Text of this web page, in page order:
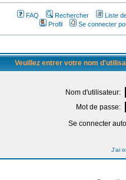
FAQ Rechercher
Liste
Profil
Se connecter
Veuillez entrer votre nom
Nom d'utilisateur:
Mot de passe:
Se connecter
J'ai